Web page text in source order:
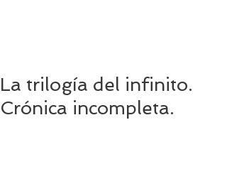
La trilogía del infinito.
Crónica incompleta.